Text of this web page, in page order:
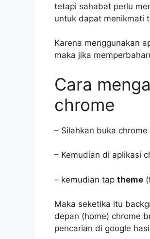
tetapi sahabat perlu
untuk dapat menikmati
Karena menggunakan
maka jika
Cara
chrome
– Silahkan buka
– Kemudian di aplikasi
– kemudian tap theme
Maka seketika itu
depan (home) chrome
pencarian di google